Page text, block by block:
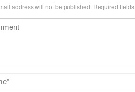
address will not be published. Required